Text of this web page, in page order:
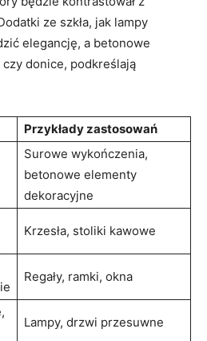
ze szkła, jak lampy
elegancję, a betonowe
czy donice, podkreślają
Przykłady zastosowań
Surowe wykończenia,
betonowe elementy
dekoracyjne
Krzesła, stoliki kawowe
Regały, ramki, okna
Lampy, drzwi przesuwne